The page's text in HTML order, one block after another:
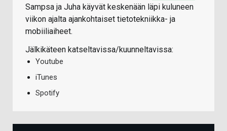
Sampsa ja Juha käyvät keskenään läpi kuluneen
viikon ajalta ajankohtaiset tietotekniikka- ja
mobiiliaiheet.
Jälkikäteen katseltavissa/kuunneltavissa:
Youtube
iTunes
Spotify